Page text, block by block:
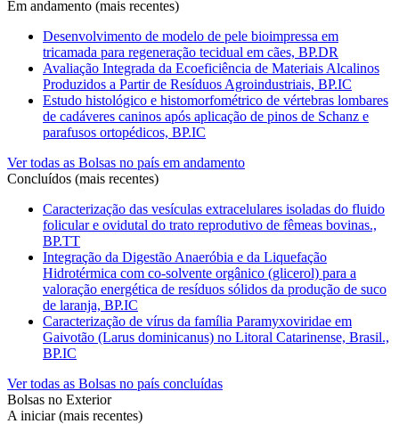
Em andamento (mais recentes)
Desenvolvimento de modelo de pele bioimpressa em
tricamada para regeneração tecidual em cães, BP.DR
Avaliação Integrada da Ecoeficiência de Materiais Alcalinos
Produzidos a Partir de Resíduos Agroindustriais, BP.IC
Estudo histológico e histomorfométrico de vértebras lombares
de cadáveres caninos após aplicação de pinos de Schanz e
parafusos ortopédicos, BP.IC
Ver todas as Bolsas no país em andamento
Concluídos (mais recentes)
Caracterização das vesículas extracelulares isoladas do fluido
folicular e ovidutal do trato reprodutivo de fêmeas bovinas.,
BP.TT
Integração da Digestão Anaeróbia e da Liquefação
Hidrotérmica com co-solvente orgânico (glicerol) para a
valoração energética de resíduos sólidos da produção de suco
de laranja, BP.IC
Caracterização de vírus da família Paramyxoviridae em
Gaivotão (Larus dominicanus) no Litoral Catarinense, Brasil.,
BP.IC
Ver todas as Bolsas no país concluídas
Bolsas no Exterior
A iniciar (mais recentes)